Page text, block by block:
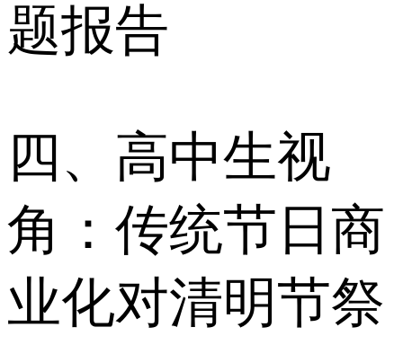
题报告
四、高中生视
角：传统节日商
业化对清明节祭